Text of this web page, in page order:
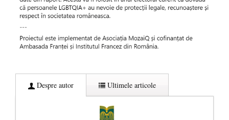
Despre autor Ultimele articole